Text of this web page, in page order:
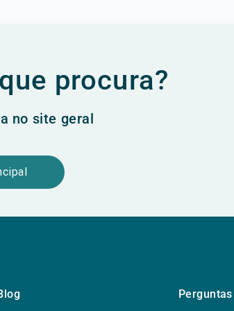
procura?
no site geral